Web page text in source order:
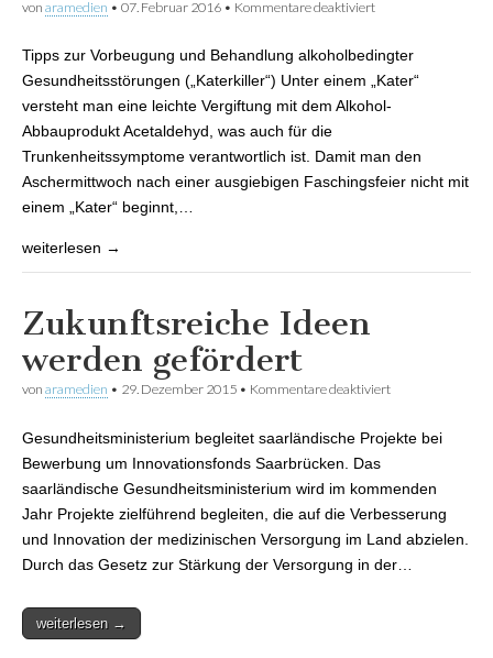
von aramedien • 07. Februar 2016 • Kommentare deaktiviert
Tipps zur Vorbeugung und Behandlung alkoholbedingter
Gesundheitsstörungen („Katerkiller“) Unter einem „Kater“
versteht man eine leichte Vergiftung mit dem Alkohol-
Abbauprodukt Acetaldehyd, was auch für die
Trunkenheitssymptome verantwortlich ist. Damit man den
Aschermittwoch nach einer ausgiebigen Faschingsfeier nicht mit
einem „Kater“ beginnt,…
weiterlesen →
Zukunftsreiche Ideen
werden gefördert
von aramedien • 29. Dezember 2015 • Kommentare deaktiviert
gefördert
Gesundheitsministerium begleitet saarländische Projekte bei
Bewerbung um Innovationsfonds Saarbrücken. Das
saarländische Gesundheitsministerium wird im kommenden
Jahr Projekte zielführend begleiten, die auf die Verbesserung
und Innovation der medizinischen Versorgung im Land abzielen.
Durch das Gesetz zur Stärkung der Versorgung in der…
weiterlesen →